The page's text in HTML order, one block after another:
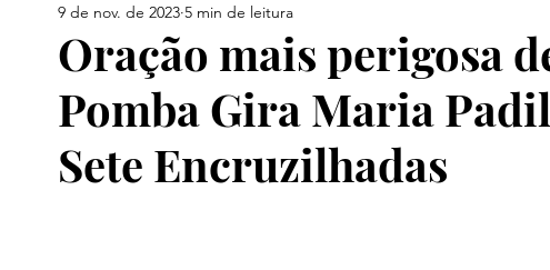
ORAÇÕES PODEROSAS
Oração mais perigosa
Pomba Gira Maria
Sete Encruzilhadas
9 de nov. de 2023 5 min de leitura